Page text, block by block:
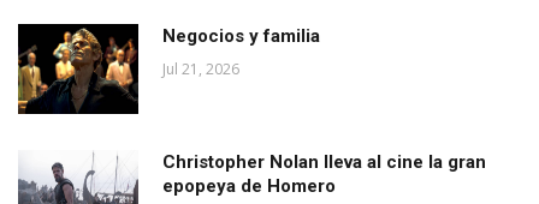
Negocios y familia
Jul 21, 2026
Christopher Nolan lleva al cine la gran
epopeya de Homero